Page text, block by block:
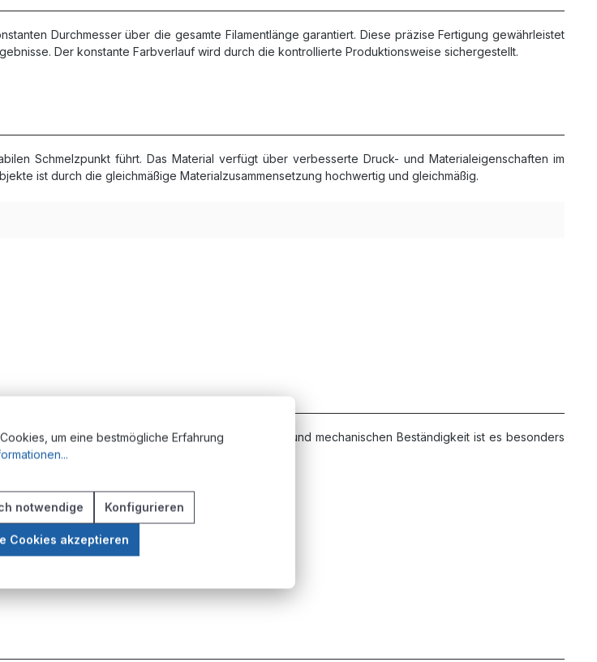
Durchmesser über die gesamte Filamentlänge garantiert. Diese präzise Fertigung gewährleistet
Der konstante Farbverlauf wird durch die kontrollierte Produktionsweise sichergestellt.
Schmelzpunkt führt. Das Material verfügt über verbesserte Druck- und Materialeigenschaften im
ist durch die gleichmäßige Materialzusammensetzung hochwertig und gleichmäßig.
. Aufgrund der erhöhten Dauergebrauchstemperatur und mechanischen Beständigkeit ist es besonders
um eine bestmögliche Erfahrung
notwendige Konfigurieren
Cookies akzeptieren